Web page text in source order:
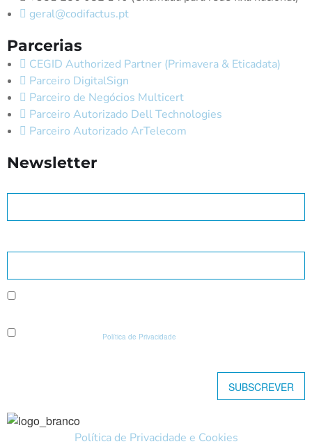
geral@codifactus.pt
Parcerias
CEGID Authorized Partner (Primavera & Eticadata)
Parceiro DigitalSign
Parceiro de Negócios Multicert
Parceiro Autorizado Dell Technologies
Parceiro Autorizado ArTelecom
Newsletter
Política de Privacidade
Política de Privacidade e Cookies